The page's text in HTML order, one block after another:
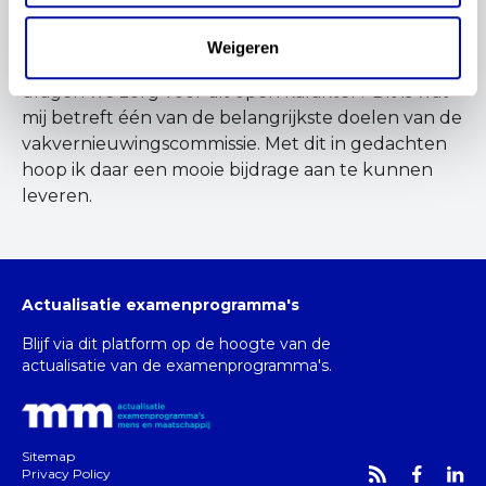
Weigeren
Open in de zin dat je nooit klaar bent met
filosoferen, maar ook open in de zin dat iedereen
dragen we zorg voor dit open karakter? Dit is wat
mij betreft één van de belangrijkste doelen van de
vakvernieuwingscommissie. Met dit in gedachten
hoop ik daar een mooie bijdrage aan te kunnen
leveren.
Actualisatie examenprogramma's
Blijf via dit platform op de hoogte van de
actualisatie van de examenprogramma's.
Sitemap
Privacy Policy